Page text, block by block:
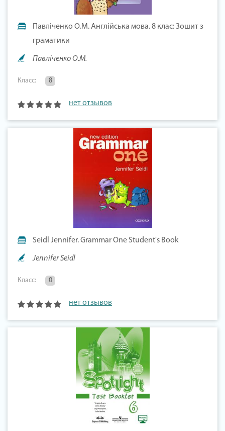
Павліченко О.М. Англійська мова. 8 клас: Зошит з
граматики
Павліченко О.М.
Класс: 8
нет отзывов
Seidl Jennifer. Grammar One Student's Book
Jennifer Seidl
Класс: 0
нет отзывов